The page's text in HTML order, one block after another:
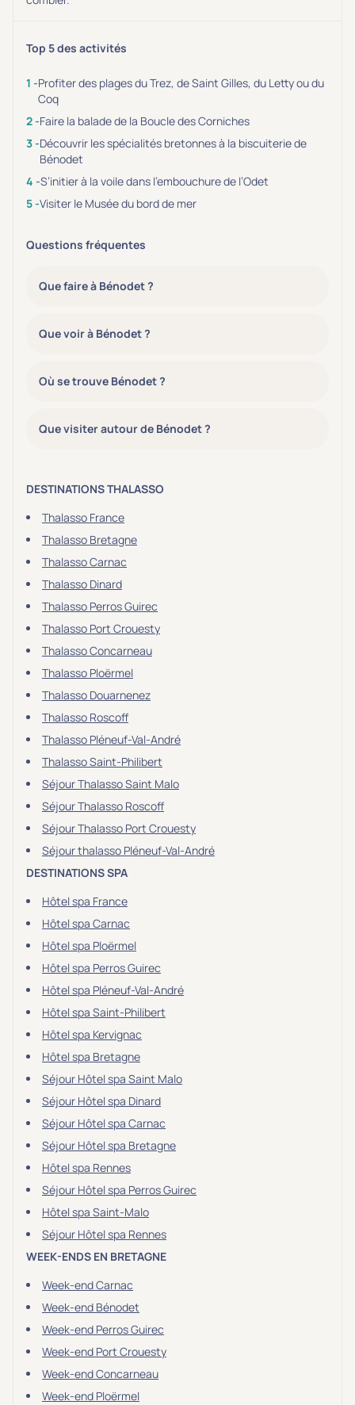
Top 5 des activités
Profiter des plages du Trez, de Saint Gilles, du Letty ou du
Coq
Faire la balade de la Boucle des Corniches
Découvrir les spécialités bretonnes à la biscuiterie de
Bénodet
S’initier à la voile dans l’embouchure de l’Odet
Visiter le Musée du bord de mer
Questions fréquentes
Que faire à Bénodet ?
Que voir à Bénodet ?
Où se trouve Bénodet ?
Que visiter autour de Bénodet ?
DESTINATIONS THALASSO
Thalasso France
Thalasso Bretagne
Thalasso Carnac
Thalasso Dinard
Thalasso Perros Guirec
Thalasso Port Crouesty
Thalasso Concarneau
Thalasso Ploërmel
Thalasso Douarnenez
Thalasso Roscoff
Thalasso Pléneuf-Val-André
Thalasso Saint-Philibert
Séjour Thalasso Saint Malo
Séjour Thalasso Roscoff
Séjour Thalasso Port Crouesty
Séjour thalasso Pléneuf-Val-André
DESTINATIONS SPA
Hôtel spa France
Hôtel spa Carnac
Hôtel spa Ploërmel
Hôtel spa Perros Guirec
Hôtel spa Pléneuf-Val-André
Hôtel spa Saint-Philibert
Hôtel spa Kervignac
Hôtel spa Bretagne
Séjour Hôtel spa Saint Malo
Séjour Hôtel spa Dinard
Séjour Hôtel spa Carnac
Séjour Hôtel spa Bretagne
Hôtel spa Rennes
Séjour Hôtel spa Perros Guirec
Hôtel spa Saint-Malo
Séjour Hôtel spa Rennes
WEEK-ENDS EN BRETAGNE
Week-end Carnac
Week-end Bénodet
Week-end Perros Guirec
Week-end Port Crouesty
Week-end Concarneau
Week-end Ploërmel